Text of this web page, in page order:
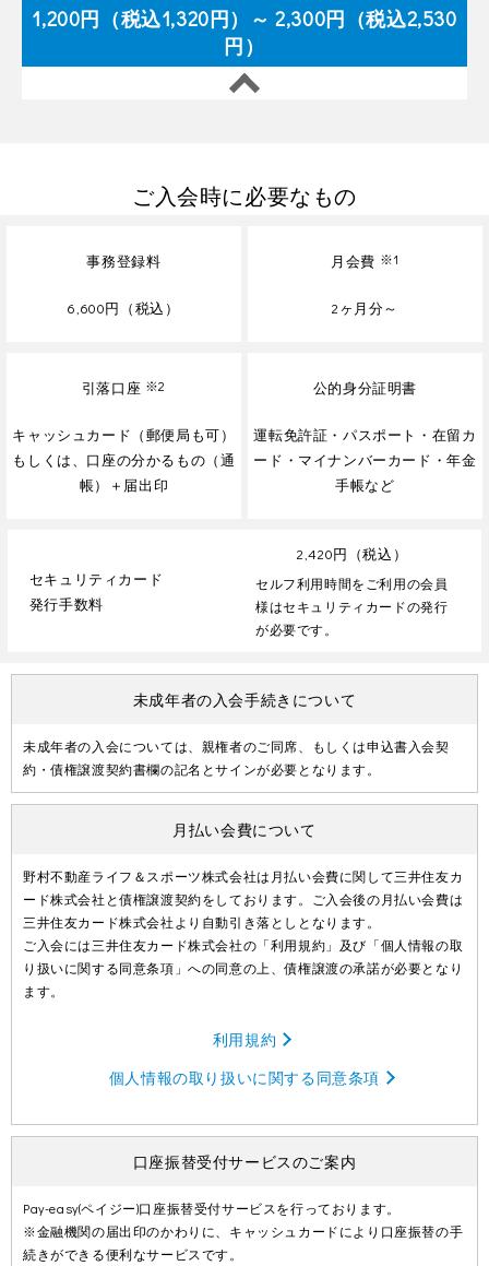
1,200円（税込1,320円）～ 2,300円（税込2,530
円）
ご入会時に必要なもの
事務登録料
6,600円（税込）
月会費 ※1
2ヶ月分～
引落口座 ※2
キャッシュカード（郵便局も可）
もしくは、口座の分かるもの（通
帳）＋届出印
公的身分証明書
運転免許証・パスポート・在留カ
ード・マイナンバーカード・年金
手帳など
セキュリティカード
発行手数料
2,420円（税込）
セルフ利用時間をご利用の会員
様はセキュリティカードの発行
が必要です。
未成年者の入会手続きについて
未成年者の入会については、親権者のご同席、もしくは申込書入会契
約・債権譲渡契約書欄の記名とサインが必要となります。
月払い会費について
野村不動産ライフ＆スポーツ株式会社は月払い会費に関して三井住友カ
ード株式会社と債権譲渡契約をしております。ご入会後の月払い会費は
三井住友カード株式会社より自動引き落としとなります。
ご入会には三井住友カード株式会社の「利用規約」及び「個人情報の取
り扱いに関する同意条項」への同意の上、債権譲渡の承諾が必要となり
ます。
利用規約
個人情報の取り扱いに関する同意条項
口座振替受付サービスのご案内
Pay-easy(ペイジー)口座振替受付サービスを行っております。
※金融機関の届出印のかわりに、キャッシュカードにより口座振替の手
続きができる便利なサービスです。